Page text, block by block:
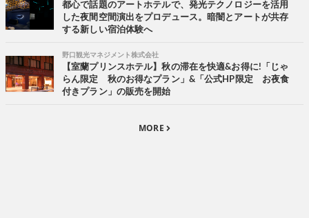
都心で話題のアートホテルで、発光テクノロジーを活用
した夜間空間演出をプロデュース。暗闇とアートが共存
する新しい宿泊体験へ
野口観光マネジメント株式会社
【室蘭プリンスホテル】秋の滞在を快適&お得に!「じゃ
らん限定 秋のお得なプラン」&「公式HP限定 お夜食
付きプラン」の販売を開始
MORE